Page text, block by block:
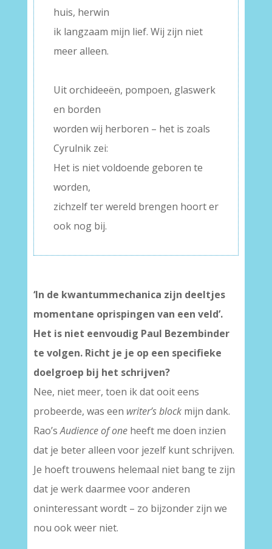
huis, herwin
ik langzaam mijn lief. Wij zijn niet
meer alleen.
Uit orchideeën, pompoen, glaswerk
en borden
worden wij herboren – het is zoals
Cyrulnik zei:
Het is niet voldoende geboren te
worden,
zichzelf ter wereld brengen hoort er
ook nog bij.
‘In de kwantummechanica zijn deeltjes
momentane oprispingen van een veld’.
Het is niet eenvoudig Paul Bezembinder
te volgen. Richt je je op een specifieke
doelgroep bij het schrijven?
Nee, niet meer, toen ik dat ooit eens
probeerde, was een writer’s blockmijn dank.
Rao’sAudience of oneheeft me doen inzien
dat je beter alleen voor jezelf kunt schrijven.
Je hoeft trouwens helemaal niet bang te zijn
dat je werk daarmee voor anderen
oninteressant wordt – zo bijzonder zijn we
nou ook weer niet.